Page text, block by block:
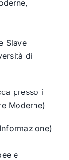
Slave
di
presso i
Moderne)
e